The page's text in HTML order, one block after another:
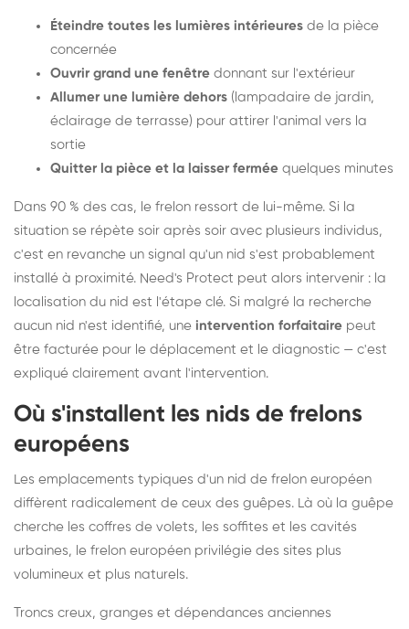
Éteindre toutes les lumières intérieures de la pièce
concernée
Ouvrir grand une fenêtre donnant sur l'extérieur
Allumer une lumière dehors (lampadaire de jardin,
éclairage de terrasse) pour attirer l'animal vers la
sortie
Quitter la pièce et la laisser fermée quelques minutes
Dans 90 % des cas, le frelon ressort de lui-même. Si la
situation se répète soir après soir avec plusieurs individus,
c'est en revanche un signal qu'un nid s'est probablement
installé à proximité. Need's Protect peut alors intervenir : la
localisation du nid est l'étape clé. Si malgré la recherche
aucun nid n'est identifié, une intervention forfaitaire peut
être facturée pour le déplacement et le diagnostic — c'est
expliqué clairement avant l'intervention.
Où s'installent les nids de frelons
européens
Les emplacements typiques d'un nid de frelon européen
diffèrent radicalement de ceux des guêpes. Là où la guêpe
cherche les coffres de volets, les soffites et les cavités
urbaines, le frelon européen privilégie des sites plus
volumineux et plus naturels.
Troncs creux, granges et dépendances anciennes